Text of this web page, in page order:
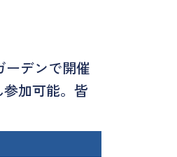
ーデンで開催
加可能。皆